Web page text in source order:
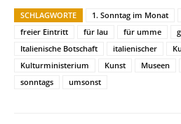
SCHLAGWORTE 1. Sonntag im Monat
freier Eintritt
für lau für umme
Italienische Botschaft
italienischer
Kulturministerium
Kunst Museen
sonntags
umsonst